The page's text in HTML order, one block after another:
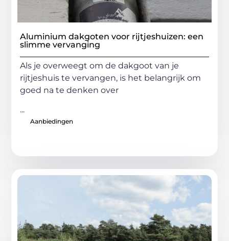
Aluminium dakgoten voor rijtjeshuizen: een
slimme vervanging
Als je overweegt om de dakgoot van je
rijtjeshuis te vervangen, is het belangrijk om
goed na te denken over
...
Aanbiedingen